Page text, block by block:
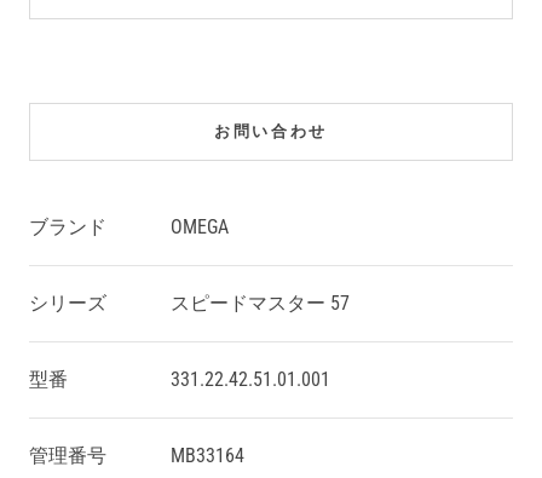
お問い合わせ
ブランド OMEGA
シリーズ スピードマスター 57
型番 331.22.42.51.01.001
管理番号 MB33164